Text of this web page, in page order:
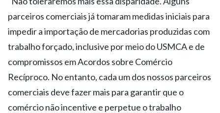
parceiros comerciais já tomaram medidas iniciais para
impedir a importação de mercadorias produzidas com
trabalho forçado, inclusive por meio do USMCA e de
compromissos em Acordos sobre Comércio
Recíproco. No entanto, cada um dos nossos parceiros
comerciais deve fazer mais para garantir que o
comércio não incentive e perpetue o trabalho